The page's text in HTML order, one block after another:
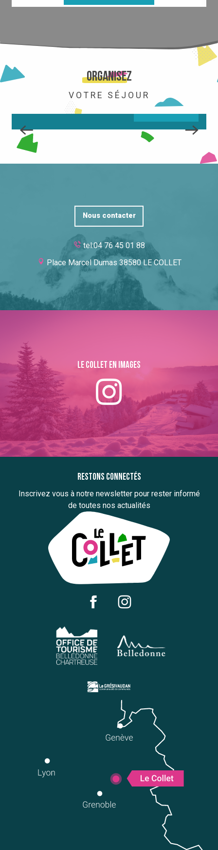
Organisez
VOTRE SÉJOUR
LA STATION
Nous contacter
tel:04 76 45 01 88
Place Marcel Dumas 38580 LE COLLET
Le collet en images
Restons connectés
Inscrivez vous à notre newsletter pour rester informé
de toutes nos actualités